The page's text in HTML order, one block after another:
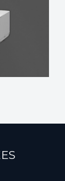
et